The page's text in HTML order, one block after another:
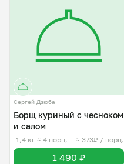
Сергей Дзюба
Борщ куриный с чесноком
и салом
1,4 кг ≈ 4 порц. ≈ 373₽ / порц.
1 490 ₽